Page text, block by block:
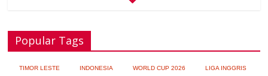
05/08/2026 No Comment
Ariana Grande Tinggal Tulang dan Kulit,
Popular Tags
TIMOR LESTE INDONESIA WORLD CUP 2026 LIGA INGGRIS